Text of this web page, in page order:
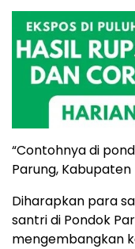
“Contohnya di
Parung, Kabupaten
Diharapkan para
santri di Pondok
mengembangkan